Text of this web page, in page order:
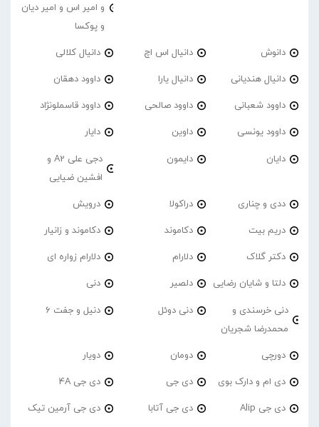
و امیر اس و امیر دیان
و پوکسا
دانوش دانیال اس اچ دانیال کلالی
دانیال هندیانی دانیال یارا داوود دهقان
داوود شعبانی داوود صالحی داوود قاسملونژاد
داوود یونسی داوین دایار
دایان دایمون
دجی علی A2 و
افشین ضیایی
ددی و چناری دراکولا درویش
دریم بیت دکاموند دکاموند و زانیار
دکتر گلاک دلارام دلارام زواره ای
دلتا و شایان رضایی دلصیر دنی
دنی خرسندی و
محمدرضا شجریان
دنی دوئل دنیل و جفت 6
دورچی دومان دویار
دی ام و دارک بوی دی جی دی جی 4A
دی جی Alip دی جی آتابا دی جی آرمین تیک